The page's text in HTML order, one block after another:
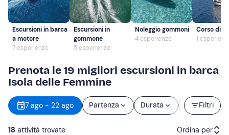
Escursioni in barca
a motore
7 esperienze
Escursioni in
gommone
5 esperienze
Noleggio gommoni
4 esperienze
Corso di
1
Prenota le 19 migliori escursioni in barca
Isola delle Femmine
Filtri
7 ago - 22 ago Partenza Durata Prezzo
18 attività trovate Ordina per